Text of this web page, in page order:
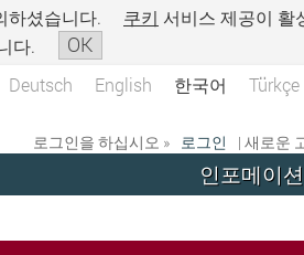
하셨습니다. 쿠키 서비스 제공이 활
다.
OK
Deutsch English 한국어 Türkçe
로그인을 하십시오 » 로그인 | 새로운
인포메이션